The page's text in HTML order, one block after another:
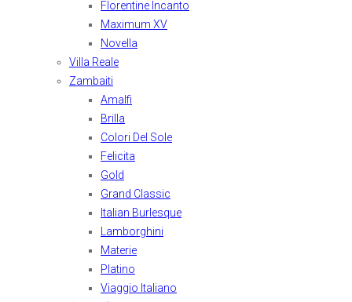
Florentine Incanto
Maximum XV
Novella
Villa Reale
Zambaiti
Amalfi
Brilla
Colori Del Sole
Felicita
Gold
Grand Classic
Italian Burlesque
Lamborghini
Materie
Platino
Viaggio Italiano